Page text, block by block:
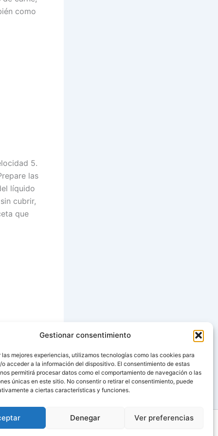
Gestionar consentimiento
las mejores experiencias, utilizamos tecnologías como las cookies para
o acceder a la información del dispositivo. El consentimiento de estas
permitirá procesar datos como el comportamiento de navegación o las
únicas en este sitio. No consentir o retirar el consentimiento, puede
a ciertas características y funciones.
Denegar Ver preferencias
como
5.
las
líquido
cubrir,
que
SIGUIENTE
en caldeirada